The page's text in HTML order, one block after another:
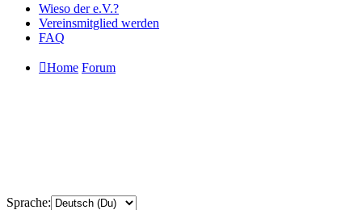
Wieso der e.V.?
Vereinsmitglied werden
FAQ
Home Forum
Sprache: